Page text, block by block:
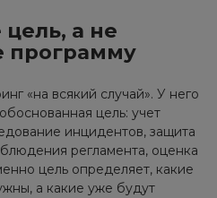
а не
программу
«на всякий случай». У него
цель: учет
инцидентов, защита
регламента, оценка
цель определяет, какие
а какие уже будут